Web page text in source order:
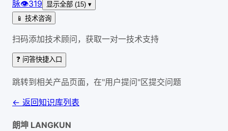
脉👁319
显示全部 (15) ▾
📱 技术咨询
扫码添加技术顾问，获取一对一技术支持
❓ 问答快捷入口
跳转到相关产品页面，在"用户提问"区提交问题
← 返回知识库列表
朗坤 LANGKUN